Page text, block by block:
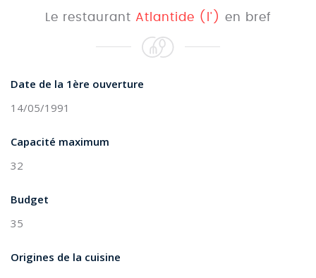
Le restaurant Atlantide (l') en bref
Date de la 1ère ouverture
14/05/1991
Capacité maximum
32
Budget
35
Origines de la cuisine